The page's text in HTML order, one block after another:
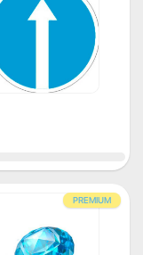
PREMIUM